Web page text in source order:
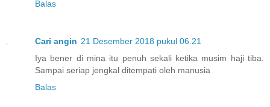
Balas
Cari angin 21 Desember 2018 pukul 06.21
Iya bener di mina itu penuh sekali ketika musim haji tiba.
Sampai seriap jengkal ditempati oleh manusia
Balas